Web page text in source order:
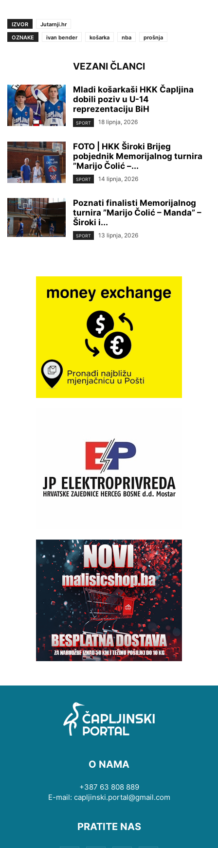
IZVOR
Jutarnji.hr
OZNAKE
ivan bender košarka nba prošnja
VEZANI ČLANCI
Mladi košarkaši HKK Čapljina
dobili poziv u U-14
reprezentaciju BiH
SPORT 18 lipnja, 2026
FOTO | HKK Široki Brijeg
pobjednik Memorijalnog turnira
”Marijo Čolić –...
SPORT 14 lipnja, 2026
Poznati finalisti Memorijalnog
turnira ”Marijo Čolić – Manda” –
Široki i...
SPORT 13 lipnja, 2026
O NAMA
+387 63 808 889
E-mail: capljinski.portal@gmail.com
PRATITE NAS